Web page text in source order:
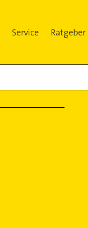
Service Ratgeber